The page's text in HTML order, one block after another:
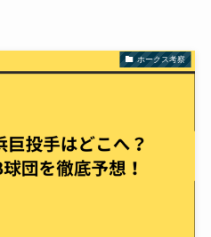
ホークス考察